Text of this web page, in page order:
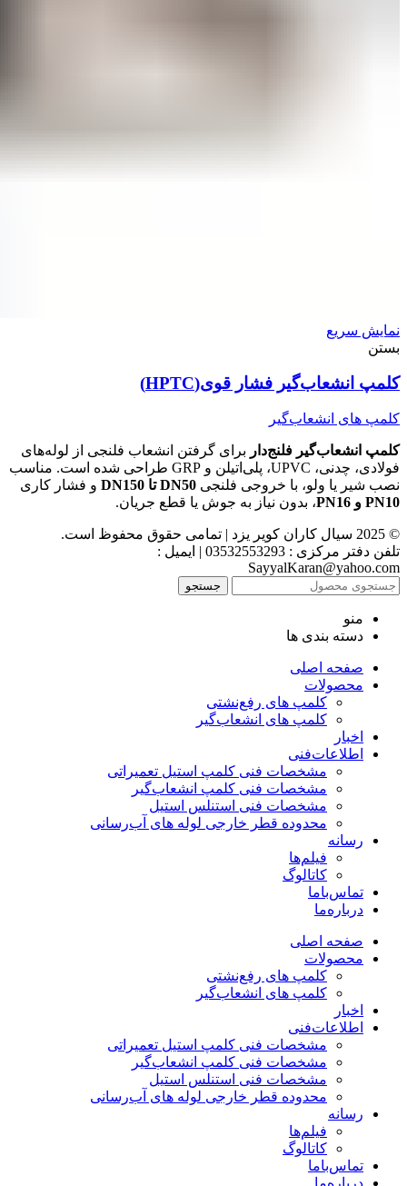
نمایش سریع
بستن
کلمپ انشعاب‌گیر فشار قوی(HPTC)
کلمپ های انشعاب‌گیر
کلمپ انشعاب‌گیر فلنج‌دار برای گرفتن انشعاب فلنجی از لوله‌های
فولادی، چدنی، UPVC، پلی‌اتیلن و GRP طراحی شده است. مناسب
نصب شیر یا ولو، با خروجی فلنجی DN50 تا DN150
و فشار کاری
PN10 و PN16
، بدون نیاز به جوش یا قطع جریان.
© 2025 سیال کاران کویر یزد | تمامی حقوق محفوظ است.
تلفن دفتر مرکزی : 03532553293 | ایمیل :
SayyalKaran@yahoo.com
جستجو
منو
دسته بندی ها
صفحه اصلی
محصولات
کلمپ های رفع‌نشتی
کلمپ های انشعاب‌گیر
اخبار
اطلاعات‌فنی
مشخصات فنی کلمپ استیل تعمیراتی
مشخصات فنی کلمپ انشعاب‌گیر
مشخصات فنی استنلس استیل
محدوده قطر خارجی لوله های آب‌رسانی
رسانه
فیلم‌ها
کاتالوگ
تماس‌با‌ما
درباره‌ما
صفحه اصلی
محصولات
کلمپ های رفع‌نشتی
کلمپ های انشعاب‌گیر
اخبار
اطلاعات‌فنی
مشخصات فنی کلمپ استیل تعمیراتی
مشخصات فنی کلمپ انشعاب‌گیر
مشخصات فنی استنلس استیل
محدوده قطر خارجی لوله های آب‌رسانی
رسانه
فیلم‌ها
کاتالوگ
تماس‌با‌ما